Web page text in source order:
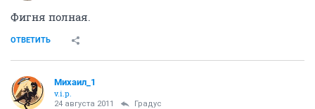
Фигня полная.
ОТВЕТИТЬ
Михаил_1
v.i.p.
24 августа 2011 Градус